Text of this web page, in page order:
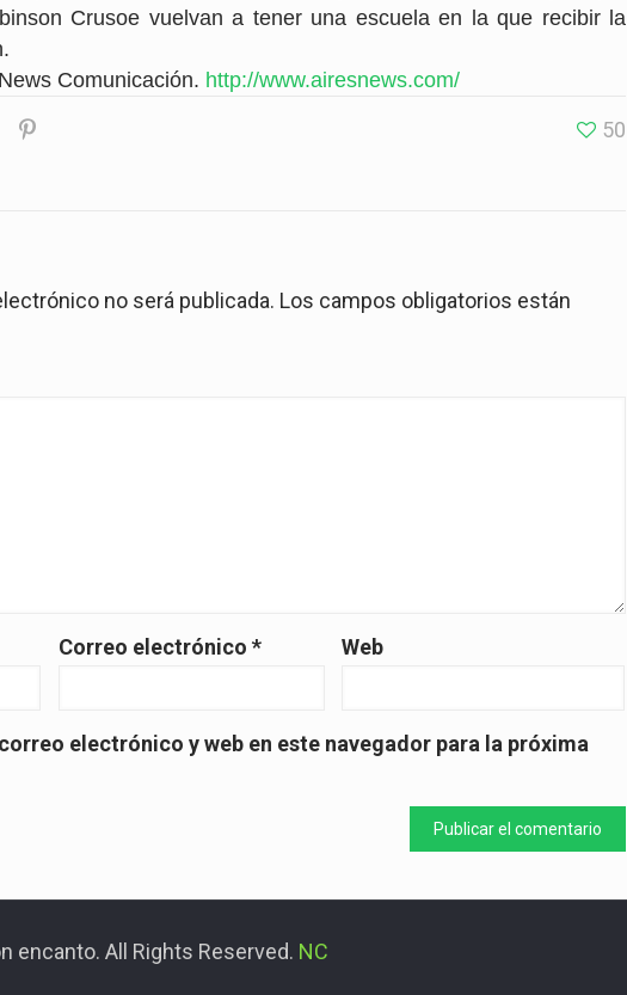
Crusoe vuelvan a tener una escuela en la que recibir la
Comunicación. http://www.airesnews.com/
50
no será publicada. Los campos obligatorios están
Correo electrónico * Web
electrónico y web en este navegador para la próxima
encanto. All Rights Reserved. NC